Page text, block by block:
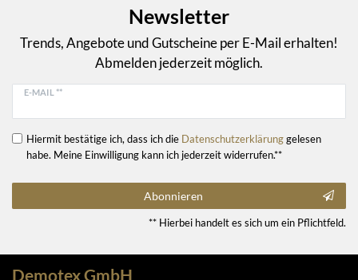
Newsletter
Trends, Angebote und Gutscheine per E-Mail erhalten!
Abmelden jederzeit möglich.
E-MAIL **
Hiermit bestätige ich, dass ich die Daten­schutz­erklärunggelesen
habe. Meine Einwilligung kann ich jederzeit widerrufen.**
Abonnieren
** Hierbei handelt es sich um ein Pflichtfeld.
Demotex GmbH